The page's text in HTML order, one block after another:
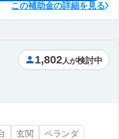
この補助金の詳細を見る
1,802 人が検討中
玄関
ベランダ